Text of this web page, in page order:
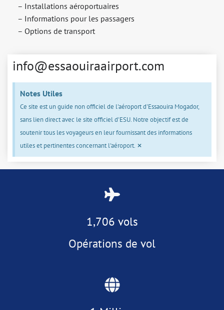
– Installations aéroportuaires
– Informations pour les passagers
– Options de transport
info@essaouiraairport.com
Notes Utiles
Ce site est un guide non officiel de l'aéroport d'Essaouira Mogador,
sans lien direct avec le site officiel d'ESU. Notre objectif est de
soutenir tous les voyageurs en leur fournissant des informations
utiles et pertinentes concernant l'aéroport. ×
1,706 vols
Opérations de vol